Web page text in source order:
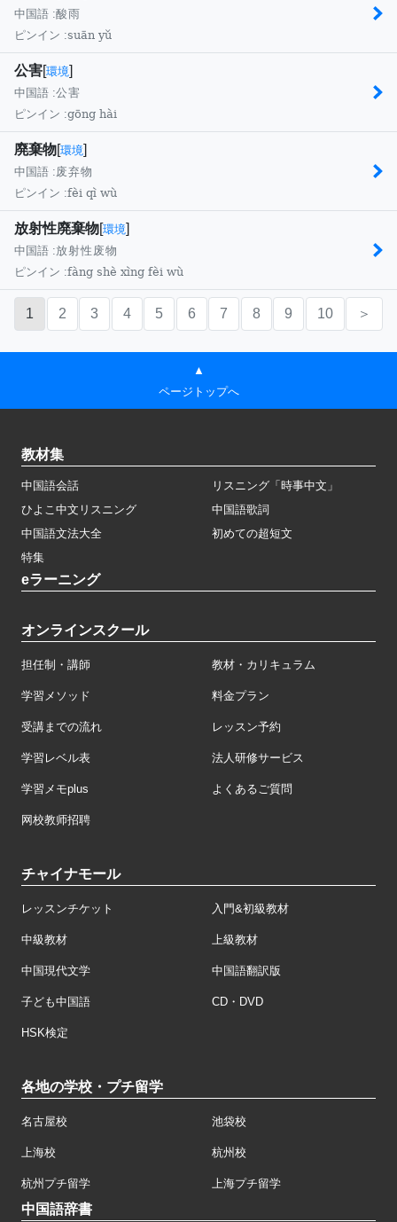
中国語 :酸雨
ピンイン :suān yǔ
公害[環境]
中国語 :公害
ピンイン :gōng hài
廃棄物[環境]
中国語 :废弃物
ピンイン :fèi qì wù
放射性廃棄物[環境]
中国語 :放射性废物
ピンイン :fàng shè xìng fèi wù
1 2 3 4 5 6 7 8 9 10 ＞
▲
ページトップへ
教材集
中国語会話
リスニング「時事中文」
ひよこ中文リスニング
中国語歌詞
中国語文法大全
初めての超短文
特集
eラーニング
オンラインスクール
担任制・講師 教材・カリキュラム
学習メソッド 料金プラン
受講までの流れ レッスン予約
学習レベル表 法人研修サービス
学習メモplus よくあるご質問
网校教师招聘
チャイナモール
レッスンチケット 入門&初級教材
中級教材 上級教材
中国現代文学 中国語翻訳版
子ども中国語 CD・DVD
HSK検定
各地の学校・プチ留学
名古屋校 池袋校
上海校 杭州校
杭州プチ留学 上海プチ留学
中国語辞書